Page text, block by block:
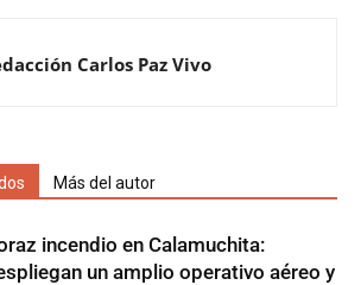
Carlos Paz Vivo
Más del autor
incendio en Calamuchita:
un amplio operativo aéreo y